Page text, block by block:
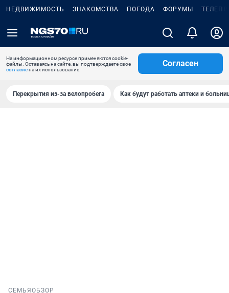
НЕДВИЖИМОСТЬ ЗНАКОМСТВА ПОГОДА ФОРУМЫ
На информационном ресурсе применяются cookie-
файлы. Оставаясь на сайте, вы подтверждаете свое
согласиена их использование.
Согласен
Перекрытия из-за велопробега Как будут работать аптеки и
СЕМЬЯ ОБЗОР